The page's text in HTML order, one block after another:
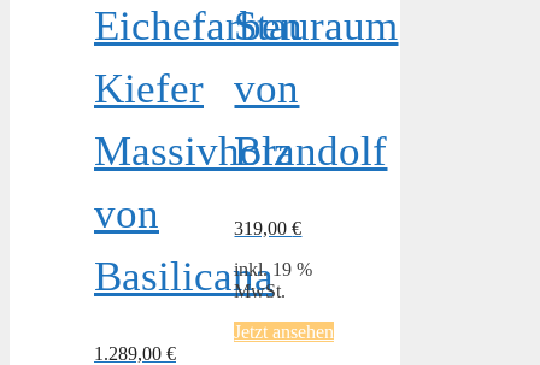
Eichefarben
Kiefer
Massivholz
von
Basilicana
1.289,00 €
Stauraum
von
Brandolf
319,00€
inkl. 19 %
MwSt.
Jetzt ansehen